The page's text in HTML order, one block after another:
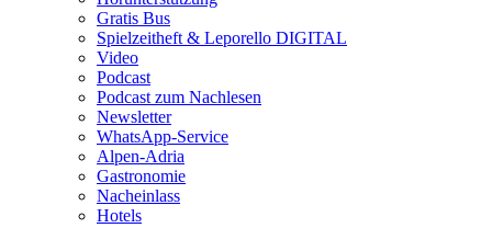
Gratis Bus
Spielzeitheft & Leporello DIGITAL
Video
Podcast
Podcast zum Nachlesen
Newsletter
WhatsApp-Service
Alpen-Adria
Gastronomie
Nacheinlass
Hotels